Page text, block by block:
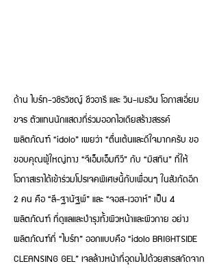
ด้าน ไบร์ท-วชิรวิชญ์ ชีวอารี และ วิน-เมธวิน โอภาสเอี่ยม
ขจร ตัวแทนนักแสดงที่ร่วมออกไอเดียสร้างสรรค์
ผลิตภัณฑ์ “idolo” เผยว่า “ตื่นเต้นและดีใจมากครับ ขอ
ขอบคุณผู้ใหญ่ทาง “จีเอ็มเอ็มทีวี” กับ “มิสทิน” ที่ให้
โอกาสเราได้เข้าร่วมโปรเจคพิเศษนี้กับเพื่อนๆ ในสังกัดอีก
2 คน คือ “ลี-ฐานัฐพ์” และ “จอส-เวอาห์” เป็น 4
ผลิตภัณฑ์ ที่ดูแลและบำรุงทั้งผิวหน้าและผิวกาย อย่าง
ผลิตภัณฑ์ที่ “ไบร์ท” ออกแบบคือ “idolo BRIGHTSIDE
CLEANSING GEL” เจลล้างหน้าที่อุดมไปด้วยสารสกัดจาก